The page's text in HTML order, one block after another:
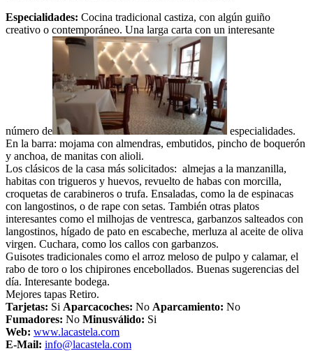
Especialidades: Cocina tradicional castiza, con algún guiño
creativo o contemporáneo. Una larga carta con un interesante
número de
especialidades.
En la barra: mojama con almendras, embutidos, pincho de boquerón
y anchoa, de manitas con alioli.
Los clásicos de la casa más solicitados: almejas a la manzanilla,
habitas con trigueros y huevos, revuelto de habas con morcilla,
croquetas de carabineros o trufa. Ensaladas, como la de espinacas
con langostinos, o de rape con setas. También otras platos
interesantes como el milhojas de ventresca, garbanzos salteados con
langostinos, hígado de pato en escabeche, merluza al aceite de oliva
virgen. Cuchara, como los callos con garbanzos.
Guisotes tradicionales como el arroz meloso de pulpo y calamar, el
rabo de toro o los chipirones encebollados. Buenas sugerencias del
día. Interesante bodega.
Mejores tapas Retiro.
Tarjetas: Si Aparcacoches: No Aparcamiento: No
Fumadores: No Minusválido: Si
Web: www.lacastela.com
E-Mail: info@lacastela.com